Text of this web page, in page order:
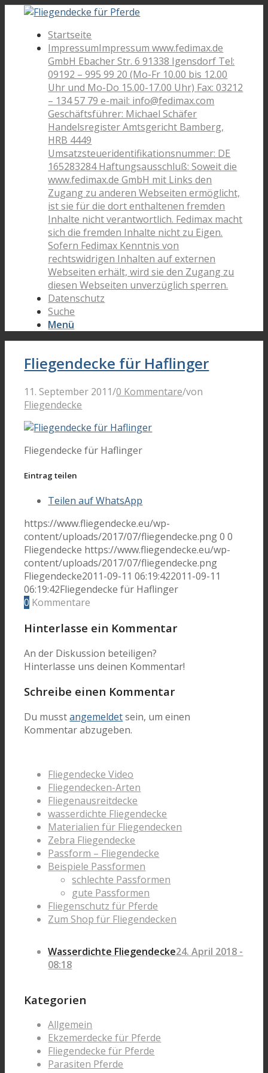
Startseite
ImpressumImpressum www.fedimax.de
GmbH Ebacher Str. 6 91338 Igensdorf Tel:
09192 – 995 99 20 (Mo-Fr 10.00 bis 12.00
Uhr und Mo-Do 15.00-17.00 Uhr) Fax: 03212
– 134 57 79 e-mail: info@fedimax.com
Geschäftsführer: Michael Schäfer
Handelsregister Amtsgericht Bamberg,
HRB 4449
Umsatzsteueridentifikationsnummer: DE
165283284 Haftungsausschluß: Soweit die
www.fedimax.de GmbH mit Links den
Zugang zu anderen Webseiten ermöglicht,
ist sie für die dort enthaltenen fremden
Inhalte nicht verantwortlich. Fedimax macht
sich die fremden Inhalte nicht zu Eigen.
Sofern Fedimax Kenntnis von
rechtswidrigen Inhalten auf externen
Webseiten erhält, wird sie den Zugang zu
diesen Webseiten unverzüglich sperren.
Datenschutz
Suche
Menü
Fliegendecke für Haflinger
11. September 2011/0 Kommentare/von
Fliegendecke
Fliegendecke für Haflinger
Eintrag teilen
Teilen auf WhatsApp
https://www.fliegendecke.eu/wp-
content/uploads/2017/07/fliegendecke.png 0 0
Fliegendecke https://www.fliegendecke.eu/wp-
content/uploads/2017/07/fliegendecke.png
Fliegendecke2011-09-11 06:19:422011-09-11
06:19:42Fliegendecke für Haflinger
0 Kommentare
Hinterlasse ein Kommentar
An der Diskussion beteiligen?
Hinterlasse uns deinen Kommentar!
Schreibe einen Kommentar
Du musstangemeldetsein, um einen
Kommentar abzugeben.
Fliegendecke Video
Fliegendecken-Arten
Fliegenausreitdecke
wasserdichte Fliegendecke
Materialien für Fliegendecken
Zebra Fliegendecke
Passform – Fliegendecke
Beispiele Passformen
schlechte Passformen
gute Passformen
Fliegenschutz für Pferde
Zum Shop für Fliegendecken
Wasserdichte Fliegendecke24. April 2018 -
08:18
Kategorien
Allgemein
Ekzemerdecke für Pferde
Fliegendecke für Pferde
Parasiten Pferde